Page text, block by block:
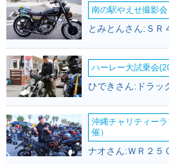
2005年 tricker XG2
50・カラーチェンジ
2004年
50・新登場
南の駅やえせ撮影
とみとんさん:ＳＲ
ハーレー大試乗会
ひできさん:ドラッ
沖縄チャリティー
催）
ナオさん:ＷＲ２５